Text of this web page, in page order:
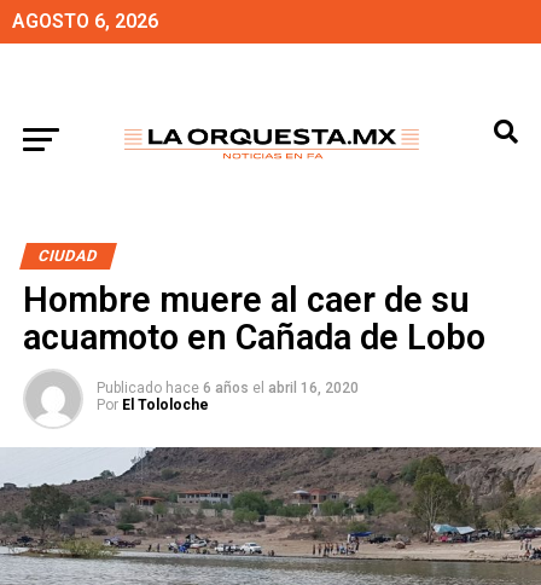
AGOSTO 6, 2026
CIUDAD
Hombre muere al caer de su
acuamoto en Cañada de Lobo
Publicado hace 6 años el abril 16, 2020
Por El Tololoche